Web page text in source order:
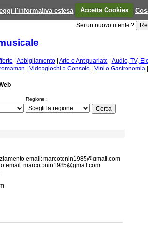
l'informativa estesa Accetta Cookies
Password: Ricordami
Sei un nuovo utente ?
Abbigliamento| Arte e Antiquariato| Audio, TV,
Videogiochi e Console Vini e Gastronomia|
Regione :
email: marcotonin1985@gmail.com
email: marcotonin1985@gmail.com